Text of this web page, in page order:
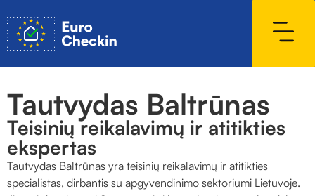
Tautvydas Baltrūnas
Teisinių reikalavimų ir atitikties
ekspertas
Tautvydas Baltrūnas yra teisinių reikalavimų ir atitikties
specialistas, dirbantis su apgyvendinimo sektoriumi Lietuvoje.